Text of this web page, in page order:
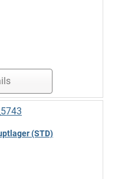
(STD)